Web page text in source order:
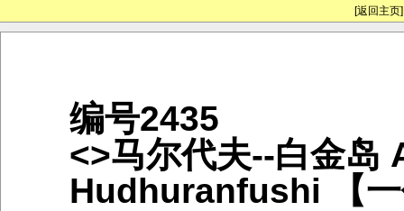
[返回主页]
编号2435
<>马尔代夫--白金岛
Hudhuranfushi 【